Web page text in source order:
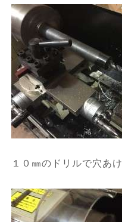
１０㎜のドリルで穴あけ